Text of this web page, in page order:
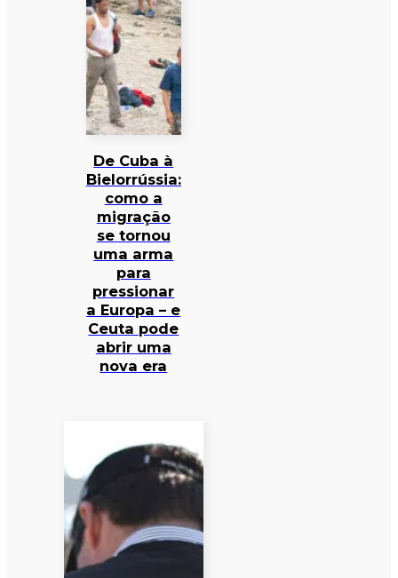
De Cuba à
Bielorrússia:
como a
migração
se tornou
uma arma
para
pressionar
a Europa – e
Ceuta pode
abrir uma
nova era